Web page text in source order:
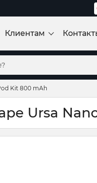
Клиентам
Kit 800 mAh
Ursa